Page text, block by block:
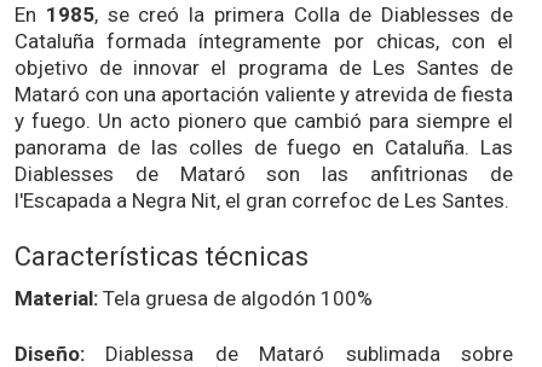
En 1985, se creó la primera Colla de Diablesses de
Cataluña formada íntegramente por chicas, con el
objetivo de innovar el programa de Les Santes de
Mataró con una aportación valiente y atrevida de fiesta
y fuego. Un acto pionero que cambió para siempre el
panorama de las colles de fuego en Cataluña. Las
Diablesses de Mataró son las anfitrionas de
l'Escapada a Negra Nit, el gran correfoc de Les Santes.
Características técnicas
Material: Tela gruesa de algodón 100%
Diseño: Diablessa de Mataró sublimada sobre